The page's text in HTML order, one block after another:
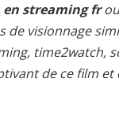
en streaming fr
visionnage
time2watch,
de ce film